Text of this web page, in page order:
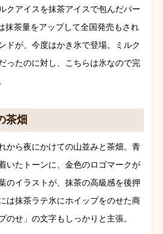
クアイスを抹茶アイスで包んだバー
抹茶量をアップして全国発売もされ
ドが、今度はかき氷で登場。ミルク
ったのに対し、こちらは氷なので完
茶畑
から夜にかけての山並みと茶畑。青
いたトーンに、金色のロゴマークが
のイラストが、抹茶の高級感を後押
は抹茶ラテ氷にホイップをのせた商
のせ」の文字もしっかりと主張。